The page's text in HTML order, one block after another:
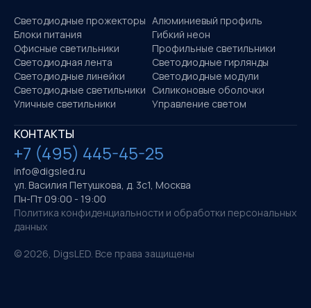
Светодиодные прожекторы Алюминиевый профиль
Блоки питания
Гибкий неон
Офисные светильники
Профильные светильники
Светодиодная лента
Светодиодные гирлянды
Светодиодные линейки
Светодиодные модули
Светодиодные светильники Силиконовые оболочки
Уличные светильники
Управление светом
КОНТАКТЫ
+7 (495) 445-45-25
info@digsled.ru
ул. Василия Петушкова, д. 3с1, Москва
Пн-Пт 09:00 - 19:00
Политика конфиденциальности и обработки персональных
данных
© 2026, DigsLED. Все права защищены